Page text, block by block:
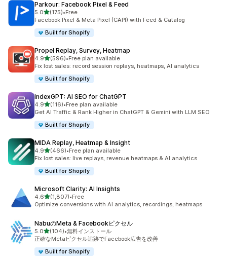
Parkour: Facebook Pixel & Feed
5.05つ星中
(175)
合計レビュー数：175件
•Free
Facebook Pixel & Meta Pixel (CAPI) with Feed & Catalog
Built for Shopify
Propel Replay, Survey, Heatmap
4.95つ星中
(596)
合計レビュー数：596件
•Free plan available
Fix lost sales: record session replays, heatmaps, AI analytics
Built for Shopify
IndexGPT: AI SEO for ChatGPT
4.95つ星中
(116)
合計レビュー数：116件
•Free plan available
Get AI Traffic & Rank Higher in ChatGPT & Gemini with LLM SEO
Built for Shopify
MIDA Replay, Heatmap & Insight
4.95つ星中
(466)
合計レビュー数：466件
•Free plan available
Fix lost sales: live replays, revenue heatmaps & AI analytics
Built for Shopify
Microsoft Clarity: AI Insights
4.65つ星中
(1,807)
合計レビュー数：1807件
•Free
Optimize conversions with AI analytics, recordings, heatmaps
NabuのMeta & Facebookピクセル
5.05つ星中
(104)
合計レビュー数：104件
•無料インストール
正確なMetaピクセル追跡でFacebook広告を改善
Built for Shopify